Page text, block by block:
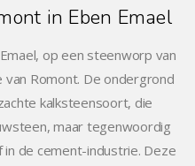
in Eben Emael
op een steenworp van
Romont. De ondergrond
kalksteensoort, die
maar tegenwoordig
de cement-industrie. Deze